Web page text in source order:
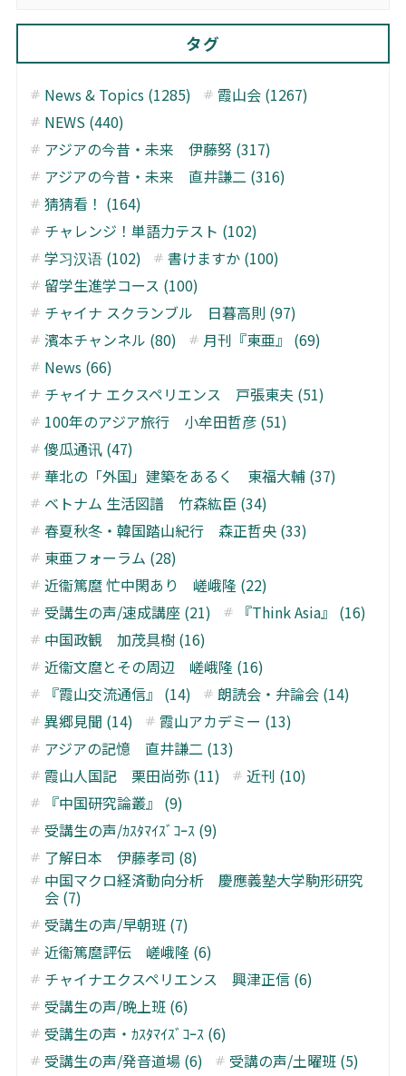
タグ
News & Topics (1285)
霞山会 (1267)
NEWS (440)
アジアの今昔・未来 伊藤努 (317)
アジアの今昔・未来 直井謙二 (316)
猜猜看！ (164)
チャレンジ！単語力テスト (102)
学习汉语 (102)
書けますか (100)
留学生進学コース (100)
チャイナ スクランブル 日暮高則 (97)
濱本チャンネル (80)
月刊『東亜』 (69)
News (66)
チャイナ エクスペリエンス 戸張東夫 (51)
100年のアジア旅行 小牟田哲彦 (51)
傻瓜通讯 (47)
華北の「外国」建築をあるく 東福大輔 (37)
ベトナム 生活図譜 竹森紘臣 (34)
春夏秋冬・韓国踏山紀行 森正哲央 (33)
東亜フォーラム (28)
近衞篤麿 忙中閑あり 嵯峨隆 (22)
受講生の声/速成講座 (21)
『Think Asia』 (16)
中国政観 加茂具樹 (16)
近衞文麿とその周辺 嵯峨隆 (16)
『霞山交流通信』 (14)
朗読会・弁論会 (14)
異郷見聞 (14)
霞山アカデミー (13)
アジアの記憶 直井謙二 (13)
霞山人国記 栗田尚弥 (11)
近刊 (10)
『中国研究論叢』 (9)
受講生の声/ｶｽﾀﾏｲｽﾞｺｰｽ (9)
了解日本 伊藤孝司 (8)
中国マクロ経済動向分析 慶應義塾大学駒形研究
会 (7)
受講生の声/早朝班 (7)
近衞篤麿評伝 嵯峨隆 (6)
チャイナエクスペリエンス 興津正信 (6)
受講生の声/晩上班 (6)
受講生の声・ｶｽﾀﾏｲｽﾞｺｰｽ (6)
受講生の声/発音道場 (6)
受講の声/土曜班 (5)